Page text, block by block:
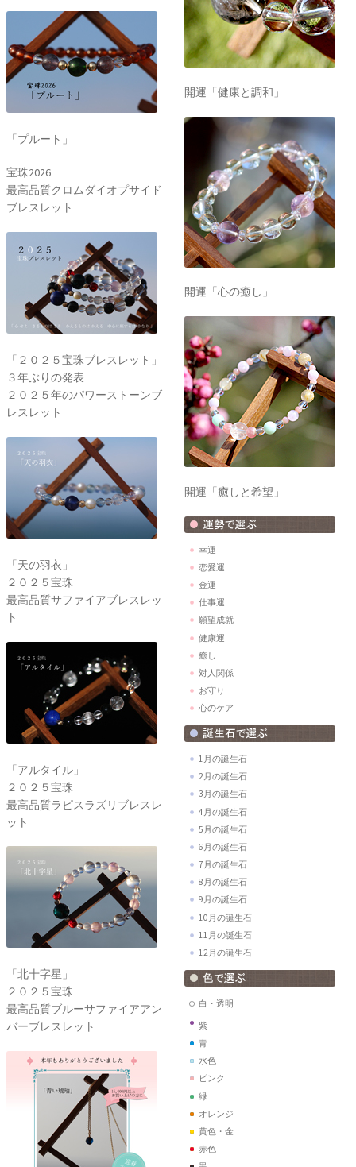
「プルート」
宝珠2026
最高品質クロムダイオプサイド
ブレスレット
「２０２５宝珠ブレスレット」
３年ぶりの発表
２０２５年のパワーストーンブ
レスレット
「天の羽衣」
２０２５宝珠
最高品質サファイアブレスレッ
ト
「アルタイル」
２０２５宝珠
最高品質ラピスラズリブレスレ
ット
「北十字星」
２０２５宝珠
最高品質ブルーサファイアアン
バーブレスレット
開運「健康と調和」
開運「心の癒し」
開運「癒しと希望」
幸運
恋愛運
金運
仕事運
願望成就
健康運
癒し
対人関係
お守り
心のケア
1月の誕生石
2月の誕生石
3月の誕生石
4月の誕生石
5月の誕生石
6月の誕生石
7月の誕生石
8月の誕生石
9月の誕生石
10月の誕生石
11月の誕生石
12月の誕生石
白・透明
紫
青
水色
ピンク
緑
オレンジ
黄色・金
赤色